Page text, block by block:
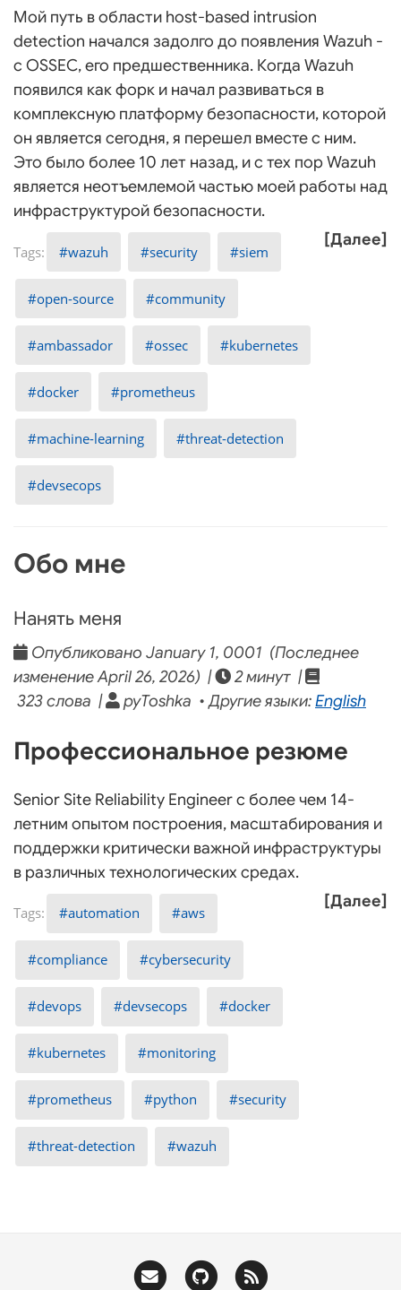
Мой путь в области host-based intrusion
detection начался задолго до появления Wazuh -
с OSSEC, его предшественника. Когда Wazuh
появился как форк и начал развиваться в
комплексную платформу безопасности, которой
он является сегодня, я перешел вместе с ним.
Это было более 10 лет назад, и с тех пор Wazuh
является неотъемлемой частью моей работы над
инфраструктурой безопасности.
[Далее]
wazuh security siem
open-source community
ambassador ossec kubernetes
docker prometheus
machine-learning threat-detection
devsecops
Обо мне
Нанять меня
Опубликовано January 1, 0001 (Последнее
изменение April 26, 2026) |
2 минут |
323 слова |
pyToshka • Другие языки:English
Профессиональное резюме
Senior Site Reliability Engineer с более чем 14-
летним опытом построения, масштабирования и
поддержки критически важной инфраструктуры
в различных технологических средах.
[Далее]
automation aws
compliance cybersecurity
devops devsecops docker
kubernetes monitoring
prometheus python security
threat-detection wazuh